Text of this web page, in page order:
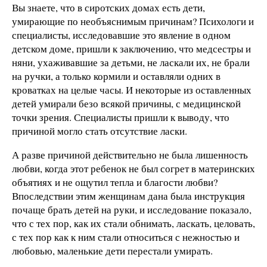
Вы знаете, что в сиротских домах есть дети,
умирающие по необъяснимым причинам? Психологи и
специалисты, исследовавшие это явление в одном
детском доме, пришли к заключению, что медсестры и
няни, ухаживавшие за детьми, не ласкали их, не брали
на ручки, а только кормили и оставляли одних в
кроватках на целые часы. И некоторые из оставленных
детей умирали безо всякой причины, с медицинской
точки зрения. Специалисты пришли к выводу, что
причиной могло стать отсутствие ласки.
А разве причиной действительно не была лишенность
любви, когда этот ребенок не был согрет в материнских
объятиях и не ощутил тепла и благости любви?
Впоследствии этим женщинам дана была инструкция
почаще брать детей на руки, и исследование показало,
что с тех пор, как их стали обнимать, ласкать, целовать,
с тех пор как к ним стали относиться с нежностью и
любовью, маленькие дети перестали умирать.